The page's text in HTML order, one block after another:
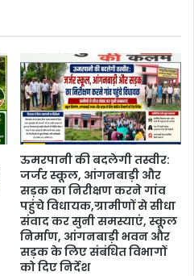
ऊमरपानी की बदलेगी तस्वीर:
जर्जर स्कूल, आंगनबाड़ी और
सड़क का निरीक्षण करने गांव
पहुंचे विधायक,ग्रामीणों से सीधा
संवाद कर सुनी समस्याएं, स्कूल
निर्माण, आंगनबाड़ी भवन और
सड़क के लिए संबंधित विभागों
को दिए निर्देश